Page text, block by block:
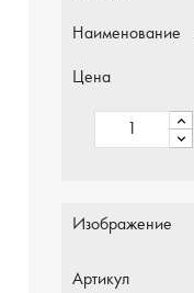
Наименование
Цена
Изображение
Артикул